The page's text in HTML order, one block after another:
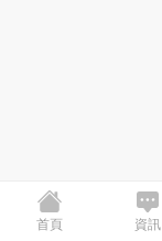
首頁 資訊